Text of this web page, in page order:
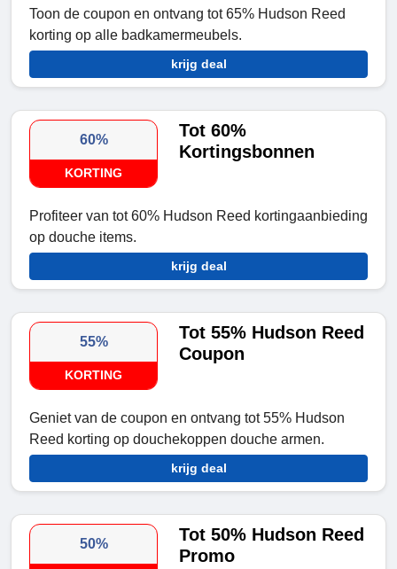
Toon de coupon en ontvang tot 65% Hudson Reed
korting op alle badkamermeubels.
krijg deal
60%
KORTING
Tot 60%
Kortingsbonnen
Profiteer van tot 60% Hudson Reed kortingaanbieding
op douche items.
krijg deal
55%
KORTING
Tot 55% Hudson Reed
Coupon
Geniet van de coupon en ontvang tot 55% Hudson
Reed korting op douchekoppen douche armen.
krijg deal
50%
Tot 50% Hudson Reed
Promo